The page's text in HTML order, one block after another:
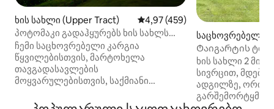
ხის სახლი (Upper Tract) საშუალო შეფასებაა 5‑დან
4,97 (459)
პოტომაკი გადაჰყურებს ხის სახლს
კვამლის ხვრელში Wi ‑ Fi ქსელით
ჩემი საცხოვრებელი კარგია
წყვილებისთვის, მარტოხელა
თავგადასავლების
მოყვარულებისთვის, საქმიანი
(ბავშვებთან ერთად) და ბეწვიანი
საცხოვრებელი
ი)
Ტაიგარტის
სახლი
ხის სახლი 2
სივრცით,
ადგილზე, ორი